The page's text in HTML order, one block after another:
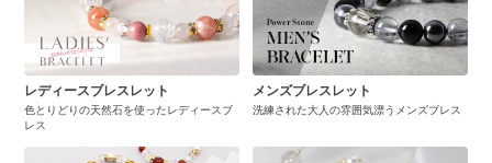
レディースブレスレット
色とりどりの天然石を使ったレディースブ
レス
メンズブレスレット
洗練された大人の雰囲気漂うメンズブレス